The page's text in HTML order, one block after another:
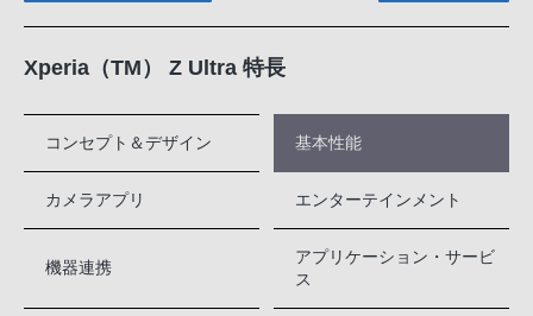
Xperia（TM） Z Ultra 特長
コンセプト＆デザイン 基本性能
カメラアプリ エンターテインメント
機器連携
アプリケーション・サービ
ス